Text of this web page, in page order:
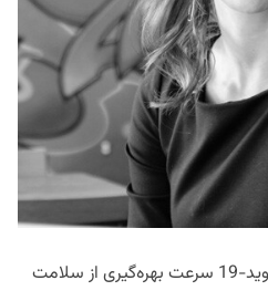
متخصصان می‌گویند پاندمی کووید-19 سرعت بهره‌گیری از سلامت